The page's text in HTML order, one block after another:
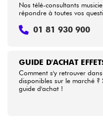
GUIDE D'ACHAT
Comment s'y retrouver
disponibles sur le marché ?
guide d'achat !
Nos télé-consultants
répondre à toutes vos
01 81 930 900